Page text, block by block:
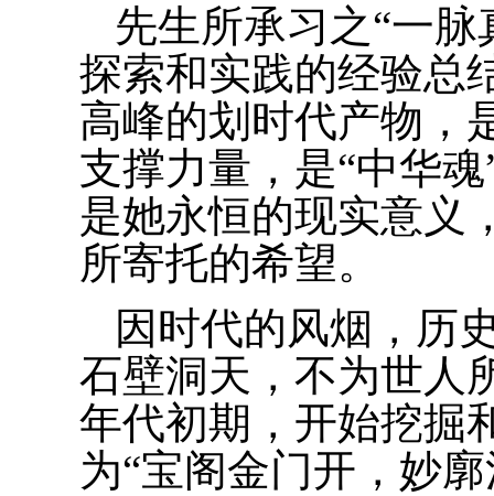
先生所承习之“一
探索和实践的经验总
高峰的划时代产物，
支撑力量，是“中华
是她永恒的现实意义
所寄托的希望。
因时代的风烟，历
石壁洞天，不为世人
年代初期，开始挖掘
为“宝阁金门开，妙